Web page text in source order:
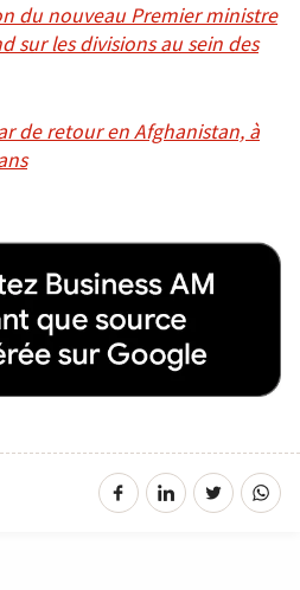
du nouveau Premier ministre
sur les divisions au sein des
de retour en Afghanistan, à